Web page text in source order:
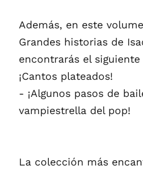
Además, en este
Grandes historias de
encontrarás el
¡Cantos plateados!
- ¡Algunos pasos de
vampiestrella del pop!
La colección más